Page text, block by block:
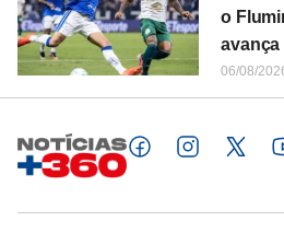
o
avança
06/08/